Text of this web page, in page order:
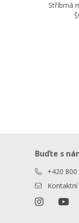
Stříbrná
Buďte s
+420 800